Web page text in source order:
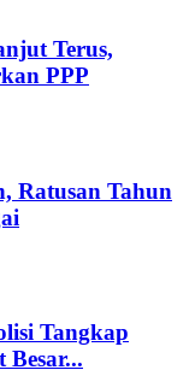
Terus,
PPP
Ratusan Tahun
Tangkap
Besar...